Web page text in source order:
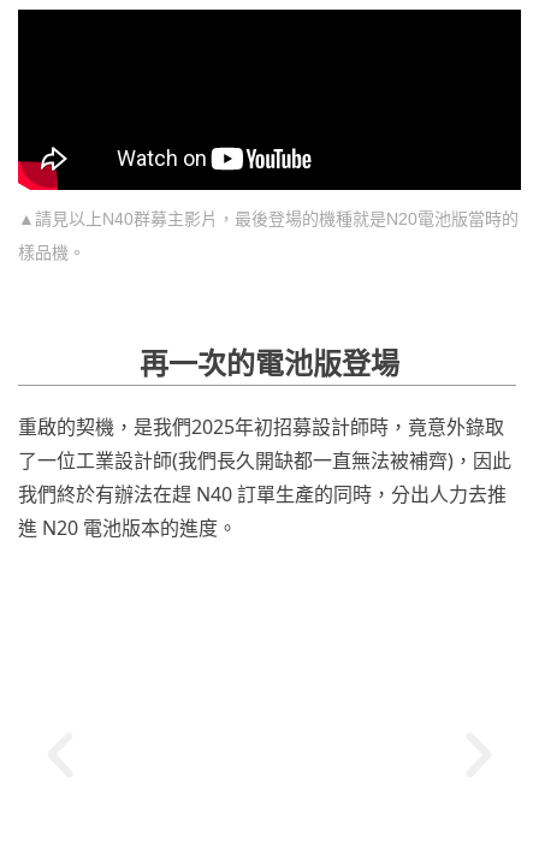
▲請見以上N40群募主影片，最後登場的機種就是N20電池版當時的
樣品機。
再一次的電池版登場
重啟的契機，是我們2025年初招募設計師時，竟意外錄取
了一位工業設計師(我們長久開缺都一直無法被補齊)，因此
我們終於有辦法在趕 N40 訂單生產的同時，分出人力去推
進 N20 電池版本的進度。